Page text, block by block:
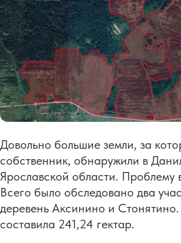
Довольно большие земли, за
собственник, обнаружили в
Ярославской области. Проблему
Всего было обследовано два
деревень Аксинино и
составила 241,24 гектар.